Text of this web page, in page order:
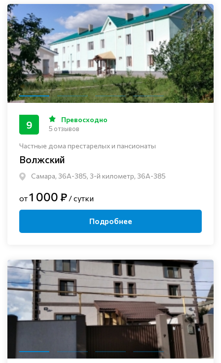
Частные дома престарелых и пансионаты
Волжский
Самара, 36А-385, 3-й километр, 36А-385
9 Превосходно
5 отзывов
от1 000 ₽ / сутки
Подробнее